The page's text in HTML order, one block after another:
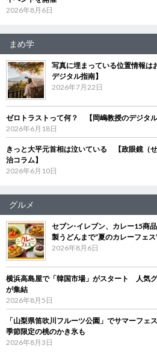
2026年8月6日
まめ学
写真に埋まっている位置情報
デジタル指南】
2026年7月22日
ゼロトラストって何？ 【岡嶋教授のデジタル
2026年6月18日
きっと大平元首相は泣いている 【政眼鏡（
治コラム】
2026年6月10日
グルメ
セブン‐イレブン、カレー15商
製うどんまで“夏のカレーフェス
2026年8月6日
横浜高島屋で「韓国市場」がスタート 人気
が集結
2026年8月5日
「山梨県笛吹川フルーツ公園」でサマーフェ
季節限定の桃のかき氷も
2026年8月3日